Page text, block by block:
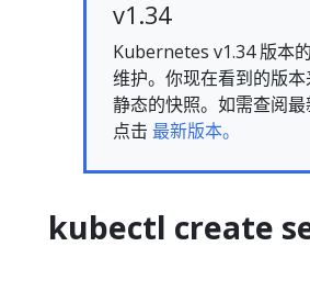
v1.34
Kubernetes v1.34 版本
维护。你现在看到的版
静态的快照。如需查阅
点击 最新版本。
kubectl create